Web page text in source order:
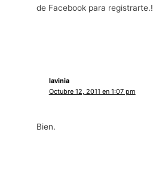
de Facebook para registrarte.!
lavinia
Octubre 12, 2011 en 1:07 pm
Bien.